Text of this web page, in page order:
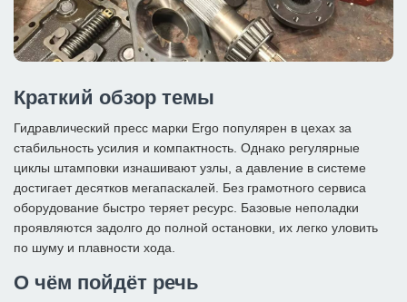
Краткий обзор темы
Гидравлический пресс марки Ergo популярен в цехах за
стабильность усилия и компактность. Однако регулярные
циклы штамповки изнашивают узлы, а давление в системе
достигает десятков мегапаскалей. Без грамотного сервиса
оборудование быстро теряет ресурс. Базовые неполадки
проявляются задолго до полной остановки, их легко уловить
по шуму и плавности хода.
О чём пойдёт речь